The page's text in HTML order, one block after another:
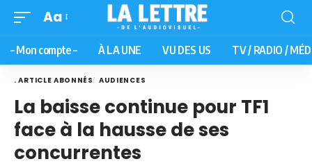
Aa
– Mon compte – À LA UNE VU DES US TV / RADIO /
. ARTICLE ABONNÉS AUDIENCES
La baisse continue pour TF1
face à la hausse de ses
concurrentes